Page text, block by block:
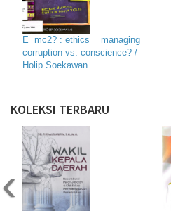
E=mc2? : ethics = managing
corruption vs. conscience? /
Holip Soekawan
KOLEKSI TERBARU
‹